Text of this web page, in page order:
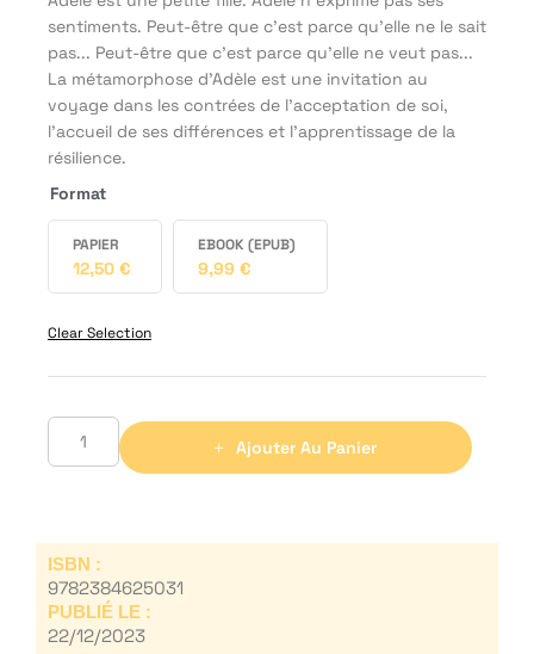
sentiments. Peut-être que c’est parce qu’elle ne le sait
pas... Peut-être que c’est parce qu’elle ne veut pas...
La métamorphose d’Adèle est une invitation au
voyage dans les contrées de l’acceptation de soi,
l’accueil de ses différences et l’apprentissage de la
résilience.
Format
PAPIER
12,50 €
EBOOK (EPUB)
9,99 €
Clear Selection
Ajouter Au Panier
ISBN :
9782384625031
PUBLIÉ LE :
22/12/2023